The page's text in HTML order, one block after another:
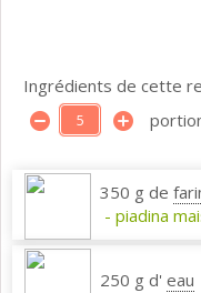
Ingrédients de cette
350 g de
- piadina
250 g d' eau